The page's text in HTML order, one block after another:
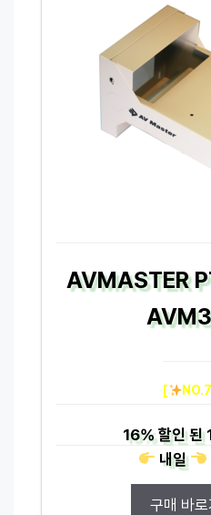
AVMASTER
[
16%할인 된
내일
구매 바로